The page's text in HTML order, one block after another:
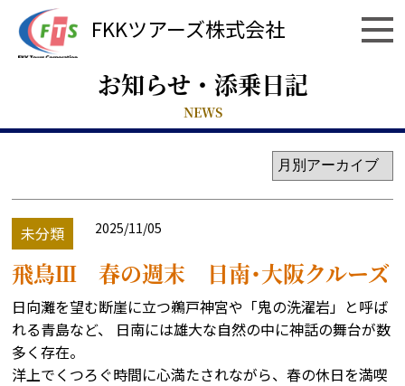
FKKツアーズ株式会社
お知らせ・添乗日記
NEWS
未分類 2025/11/05
飛鳥Ⅲ 春の週末 日南･大阪クルーズ
日向灘を望む断崖に立つ鵜戸神宮や「鬼の洗濯岩」と呼ば
れる青島など、 日南には雄大な自然の中に神話の舞台が数
多く存在。
洋上でくつろぐ時間に心満たされながら、春の休日を満喫